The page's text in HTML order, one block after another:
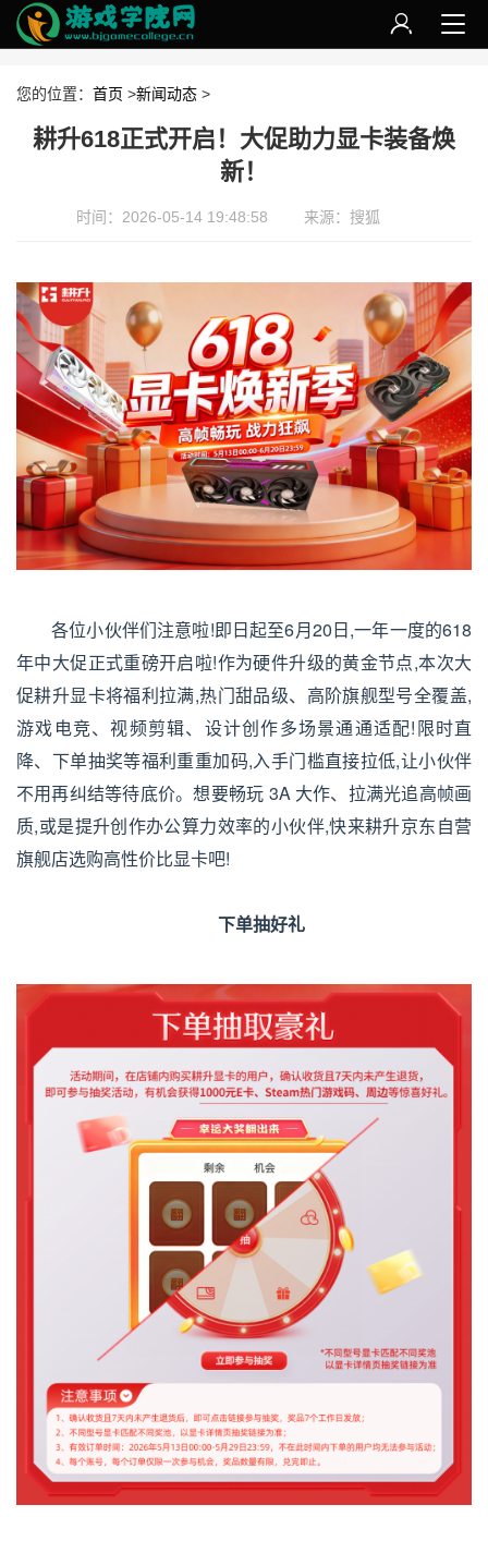
您的位置： 首页 >新闻动态 >
耕升618正式开启！大促助力显卡装备焕
新！
时间：2026-05-14 19:48:58 来源：搜狐
各位小伙伴们注意啦!即日起至6月20日,一年一度的618
年中大促正式重磅开启啦!作为硬件升级的黄金节点,本次大
促耕升显卡将福利拉满,热门甜品级、高阶旗舰型号全覆盖,
游戏电竞、视频剪辑、设计创作多场景通通适配!限时直
降、下单抽奖等福利重重加码,入手门槛直接拉低,让小伙伴
不用再纠结等待底价。想要畅玩 3A 大作、拉满光追高帧画
质,或是提升创作办公算力效率的小伙伴,快来耕升京东自营
旗舰店选购高性价比显卡吧!
下单抽好礼